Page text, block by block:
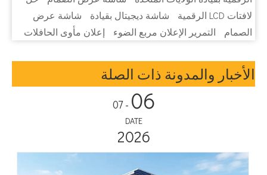
لافتات LCD الرقمية
شاشة ديجيتال بقيادة
شاشة عرض
الصمام
التمرير الإعلان مربع الضوء إعلان مأوى الحافلات
الأخبار والمدونة ذات الصلة
06
- 07
DATE
2026